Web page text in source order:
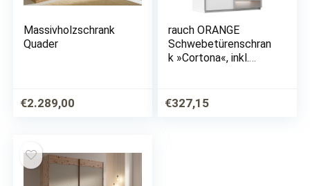
Massivholzschrank
Quader
€2.289,00
rauch ORANGE
Schwebetürenschran
k »Cortona«, inkl.
zusätzlichen
Einlegeböden
€327,15